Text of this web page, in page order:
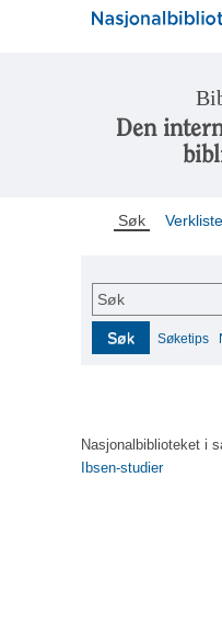
Den
Søk Verkliste
Søk
Søk Søketips
Nasjonalbiblioteket i
Ibsen-studier